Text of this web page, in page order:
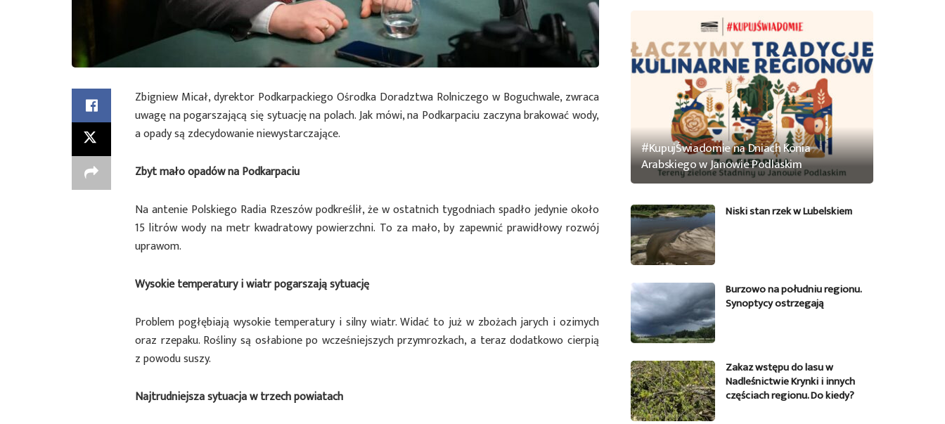
Zbigniew Micał, dyrektor Podkarpackiego Ośrodka Doradztwa Rolniczego w Boguchwale, zwraca
uwagę na pogarszającą się sytuację na polach. Jak mówi, na Podkarpaciu zaczyna brakować wody,
a opady są zdecydowanie niewystarczające.
Zbyt mało opadów na Podkarpaciu
Na antenie Polskiego Radia Rzeszów podkreślił, że w ostatnich tygodniach spadło jedynie około
15 litrów wody na metr kwadratowy powierzchni. To za mało, by zapewnić prawidłowy rozwój
uprawom.
Wysokie temperatury i wiatr pogarszają sytuację
Problem pogłębiają wysokie temperatury i silny wiatr. Widać to już w zbożach jarych i ozimych
oraz rzepaku. Rośliny są osłabione po wcześniejszych przymrozkach, a teraz dodatkowo cierpią
z powodu suszy.
Najtrudniejsza sytuacja w trzech powiatach
#KupujŚwiadomie na Dniach Konia
Arabskiego w Janowie Podlaskim
Niski stan rzek w Lubelskiem
Burzowo na południu regionu.
Synoptycy ostrzegają
Zakaz wstępu do lasu w
Nadleśnictwie Krynki i innych
częściach regionu. Do kiedy?